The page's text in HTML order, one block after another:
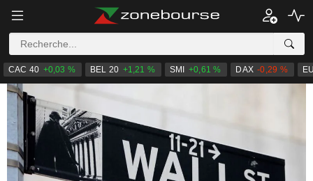
CAC 40 +0,03 % BEL 20 +1,21 % SMI +0,61 % DAX -0,29 %